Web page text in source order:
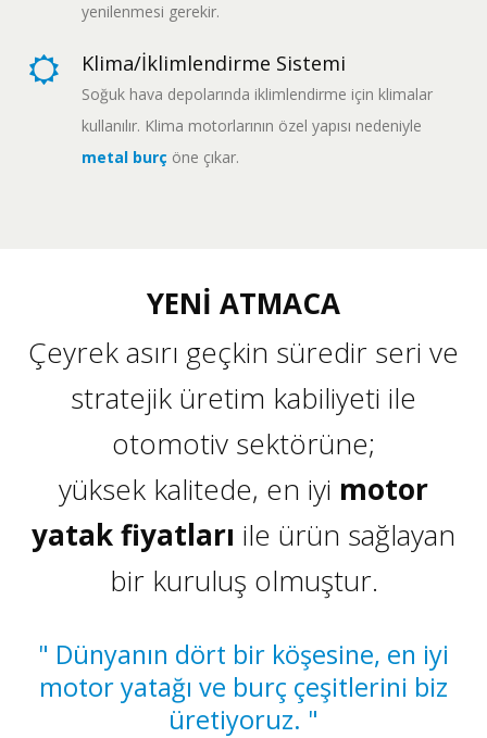
yenilenmesi gerekir.
Klima/İklimlendirme Sistemi
Soğuk hava depolarında iklimlendirme için klimalar
kullanılır. Klima motorlarının özel yapısı nedeniyle
metal burç öne çıkar.
YENİ ATMACA
Çeyrek asırı geçkin süredir seri ve
stratejik üretim kabiliyeti ile
otomotiv sektörüne;
yüksek kalitede, en iyi motor
yatak fiyatları ile ürün sağlayan
bir kuruluş olmuştur.
" Dünyanın dört bir köşesine, en iyi
motor yatağı ve burç çeşitlerini biz
üretiyoruz. "